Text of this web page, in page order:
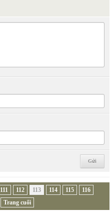
111 112 113 114 115
116
Trang cuối